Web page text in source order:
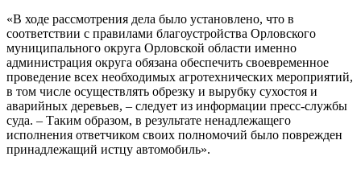
«В ходе рассмотрения дела было установлено, что в
соответствии с правилами благоустройства Орловского
муниципального округа Орловской области именно
администрация округа обязана обеспечить своевременное
проведение всех необходимых агротехнических мероприятий,
в том числе осуществлять обрезку и вырубку сухостоя и
аварийных деревьев, – следует из информации пресс-службы
суда. – Таким образом, в результате ненадлежащего
исполнения ответчиком своих полномочий было поврежден
принадлежащий истцу автомобиль».